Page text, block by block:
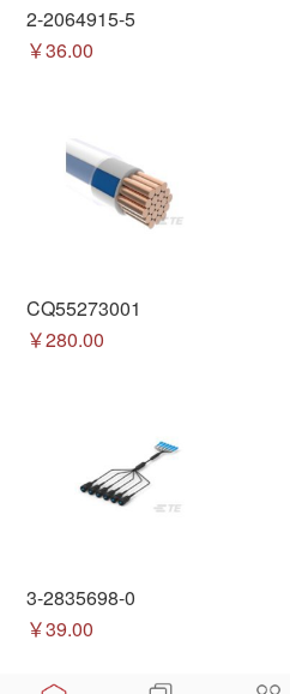
2-2064915-5
￥36.00
CQ55273001
￥280.00
3-2835698-0
￥39.00